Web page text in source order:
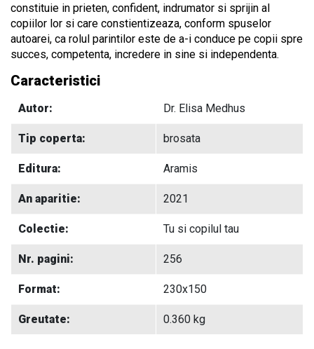
constituie in prieten, confident, indrumator si sprijin al
copiilor lor si care constientizeaza, conform spuselor
autoarei, ca rolul parintilor este de a-i conduce pe copii spre
succes, competenta, incredere in sine si independenta.
Caracteristici
Autor: Dr. Elisa Medhus
Tip coperta: brosata
Editura: Aramis
An aparitie: 2021
Colectie: Tu si copilul tau
Nr. pagini: 256
Format: 230x150
Greutate: 0.360 kg